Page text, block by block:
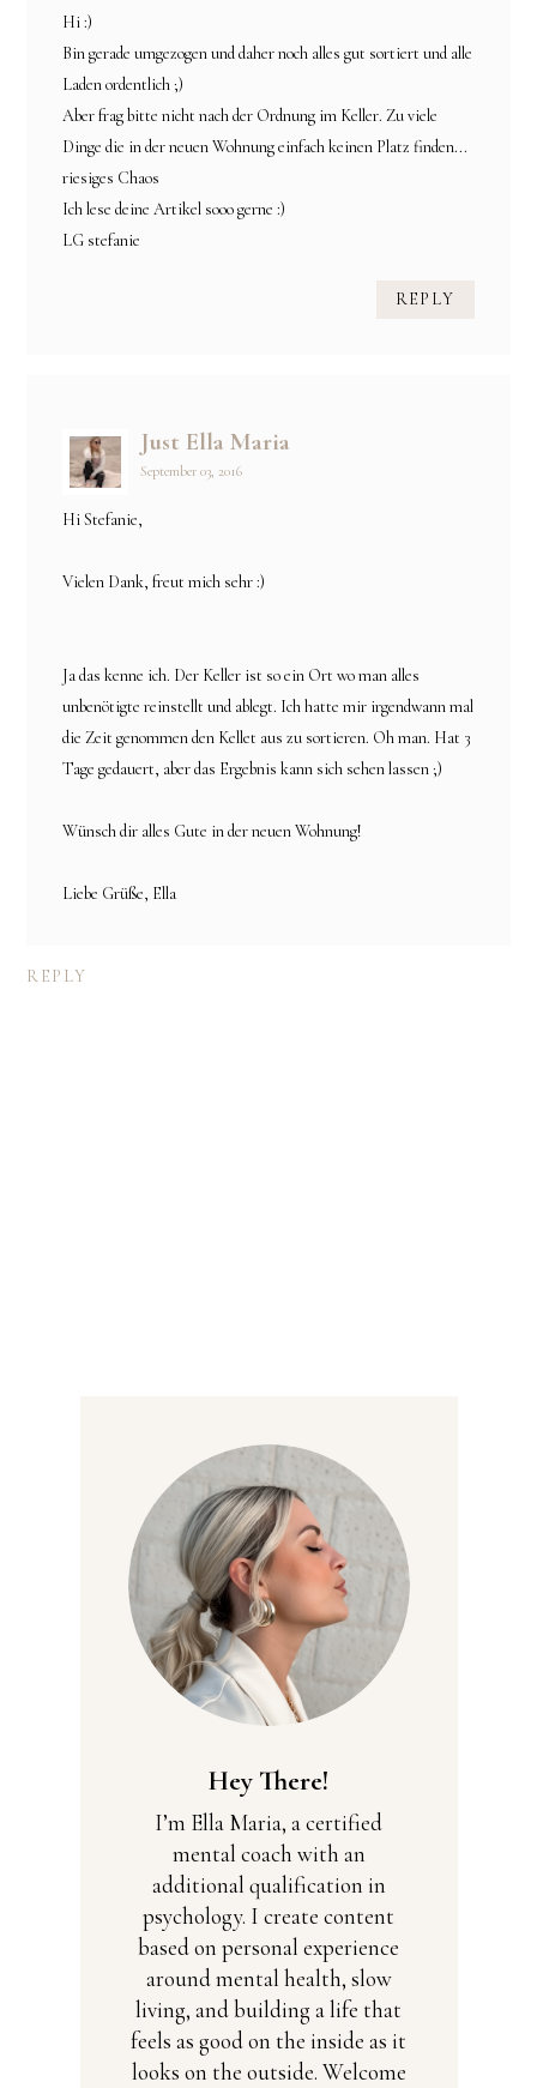
Hi :)
Bin gerade umgezogen und daher noch alles gut sortiert und alle
Laden ordentlich ;)
Aber frag bitte nicht nach der Ordnung im Keller. Zu viele
Dinge die in der neuen Wohnung einfach keinen Platz finden...
riesiges Chaos
Ich lese deine Artikel sooo gerne :)
LG stefanie
REPLY
Just Ella Maria
September 03, 2016
Hi Stefanie,
Vielen Dank, freut mich sehr :)
Ja das kenne ich. Der Keller ist so ein Ort wo man alles
unbenötigte reinstellt und ablegt. Ich hatte mir irgendwann mal
die Zeit genommen den Kellet aus zu sortieren. Oh man. Hat 3
Tage gedauert, aber das Ergebnis kann sich sehen lassen ;)
Wünsch dir alles Gute in der neuen Wohnung!
Liebe Grüße, Ella
REPLY
Hey There!
I’m Ella Maria, a certified
mental coach with an
additional qualification in
psychology. I create content
based on personal experience
around mental health, slow
living, and building a life that
feels as good on the inside as it
looks on the outside. Welcome